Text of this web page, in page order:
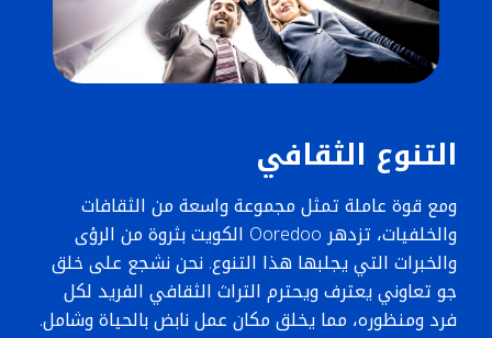
التنوع الثقافي
ومع قوة عاملة تمثل مجموعة واسعة من الثقافات
والخلفيات، تزدهر Ooredoo الكويت بثروة من الرؤى
والخبرات التي يجلبها هذا التنوع. نحن نشجع على خلق
جو تعاوني يعترف ويحترم التراث الثقافي الفريد لكل
فرد ومنظوره، مما يخلق مكان عمل نابض بالحياة وشامل.